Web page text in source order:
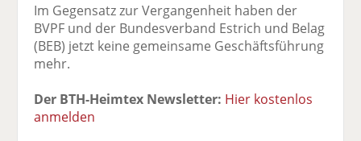
Im Gegensatz zur Vergangenheit haben der
BVPF und der Bundesverband Estrich und Belag
(BEB) jetzt keine gemeinsame Geschäftsführung
mehr.
Der BTH-Heimtex Newsletter: Hier kostenlos
anmelden